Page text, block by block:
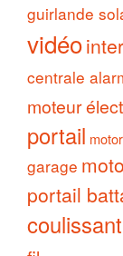
guirlande
vidéo
centrale
moteur
portail
garage
portail
coulissant